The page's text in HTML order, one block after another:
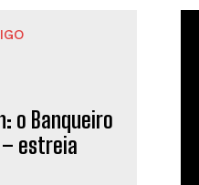
o Banqueiro
– estreia